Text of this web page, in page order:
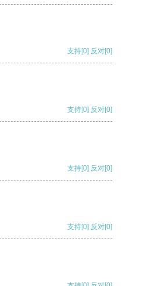
支持[0] 反对[0]
支持[0] 反对[0]
支持[0] 反对[0]
支持[0] 反对[0]